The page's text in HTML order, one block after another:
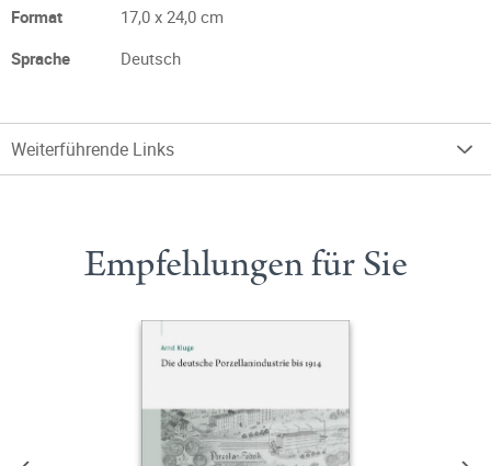
Format
17,0 x 24,0 cm
Sprache
Deutsch
Weiterführende Links
Empfehlungen für Sie